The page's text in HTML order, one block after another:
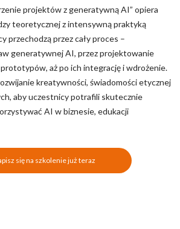
projektów z generatywną AI” opiera
teoretycznej z intensywną praktyką
przechodzą przez cały proces –
generatywnej AI, przez projektowanie
aż po ich integrację i wdrożenie.
kreatywności, świadomości etycznej
aby uczestnicy potrafili skutecznie
AI w biznesie, edukacji
się na szkolenie już teraz